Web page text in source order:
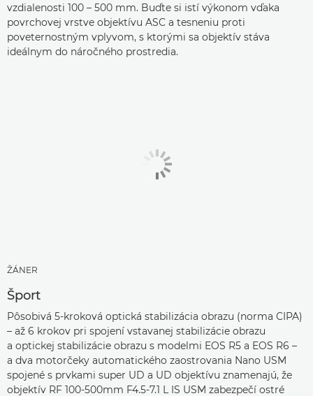
vzdialenosti 100 – 500 mm. Buďte si istí výkonom vďaka
povrchovej vrstve objektívu ASC a tesneniu proti
poveternostným vplyvom, s ktorými sa objektív stáva
ideálnym do náročného prostredia.
ŽÁNER
Šport
Pôsobivá 5-kroková optická stabilizácia obrazu (norma CIPA)
– až 6 krokov pri spojení vstavanej stabilizácie obrazu
a optickej stabilizácie obrazu s modelmi EOS R5 a EOS R6 –
a dva motorčeky automatického zaostrovania Nano USM
spojené s prvkami super UD a UD objektívu znamenajú, že
objektív RF 100-500mm F4.5-7.1 L IS USM zabezpečí ostré